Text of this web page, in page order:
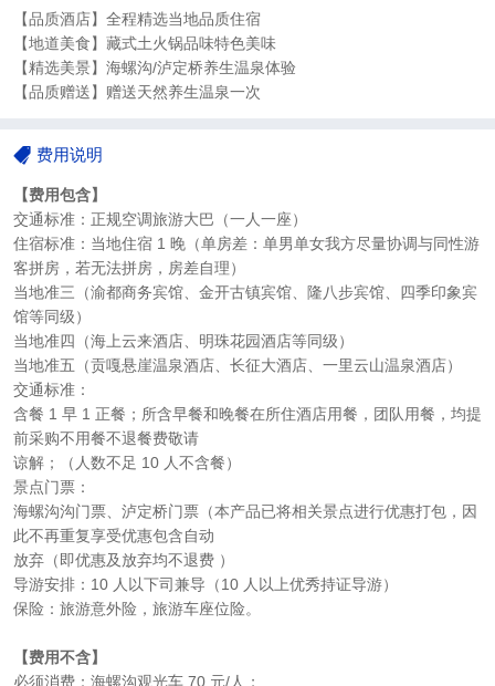
【品质酒店】全程精选当地品质住宿
【地道美食】藏式土火锅品味特色美味
【精选美景】海螺沟/泸定桥养生温泉体验
【品质赠送】赠送天然养生温泉一次
费用说明
【费用包含】
交通标准：正规空调旅游大巴（一人一座）
住宿标准： 当地住宿 1 晚（单房差：单男单女我方尽量协调与同性游
客拼房，若无法拼房，房差自理）
当地准三（渝都商务宾馆、金开古镇宾馆、隆八步宾馆、四季印象宾
馆等同级）
当地准四（海上云来酒店、明珠花园酒店等同级）
当地准五（贡嘎悬崖温泉酒店、长征大酒店、一里云山温泉酒店）
交通标准 ：
含餐 1 早 1 正餐；所含早餐和晚餐在所住酒店用餐，团队用餐，均提
前采购不用餐不退餐费敬请
谅解；（人数不足 10 人不含餐）
景点门票：
海螺沟沟门票、泸定桥门票（本产品已将相关景点进行优惠打包，因
此不再重复享受优惠包含自动
放弃（即优惠及放弃均不退费 ）
导游安排：10 人以下司兼导（10 人以上优秀持证导游）
保险：旅游意外险，旅游车座位险。
【费用不含】
必须消费：海螺沟观光车 70 元/人；